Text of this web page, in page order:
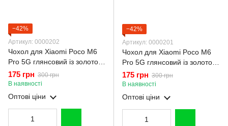
−42%
Артикул: 0000202
Чохол для Xiaomi Poco M6
Pro 5G глянсовий із золотою
окантовкою із захистом
камери на сяомі поко м6
про 5г синій
175 грн 300 грн
В наявності
Оптові ціни
−42%
Артикул: 0000201
Чохол для Xiaomi Poco M6
Pro 5G глянсовий із золотою
окантовкою із захистом
камери на сяомі поко м6 про
5г бірюзовий
175 грн 300 грн
В наявності
Оптові ціни